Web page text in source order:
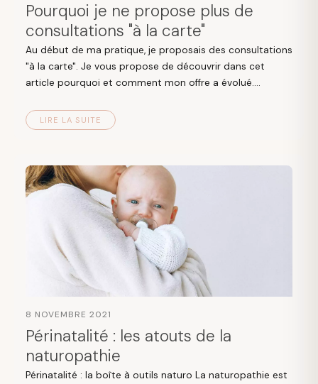
Pourquoi je ne propose plus de
consultations "à la carte"
Au début de ma pratique, je proposais des consultations
"à la carte". Je vous propose de découvrir dans cet
article pourquoi et comment mon offre a évolué....
LIRE LA SUITE
8 NOVEMBRE 2021
Périnatalité : les atouts de la
naturopathie
Périnatalité : la boîte à outils naturo La naturopathie est